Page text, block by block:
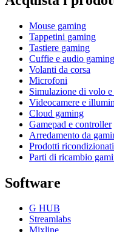
Mouse gaming
Tappetini gaming
Tastiere gaming
Cuffie e audio gaming
Volanti da corsa
Microfoni
Simulazione di volo e
Videocamere e
Cloud gaming
Gamepad e controller
Arredamento da
Prodotti ricondizionati
Parti di ricambio
Software
G HUB
Streamlabs